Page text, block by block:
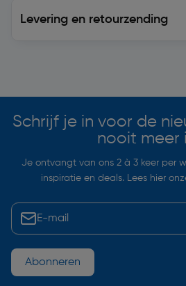
Levering en retourzending
Schrijf je in voor de
nooit meer
Je ontvangt van ons 2 à 3 keer per
inspiratie en deals. Lees hier
Abonneren